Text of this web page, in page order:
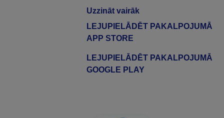
Uzzināt vairāk
LEJUPIELĀDĒT PAKALPOJUMĀ
APP STORE
LEJUPIELĀDĒT PAKALPOJUMĀ
GOOGLE PLAY